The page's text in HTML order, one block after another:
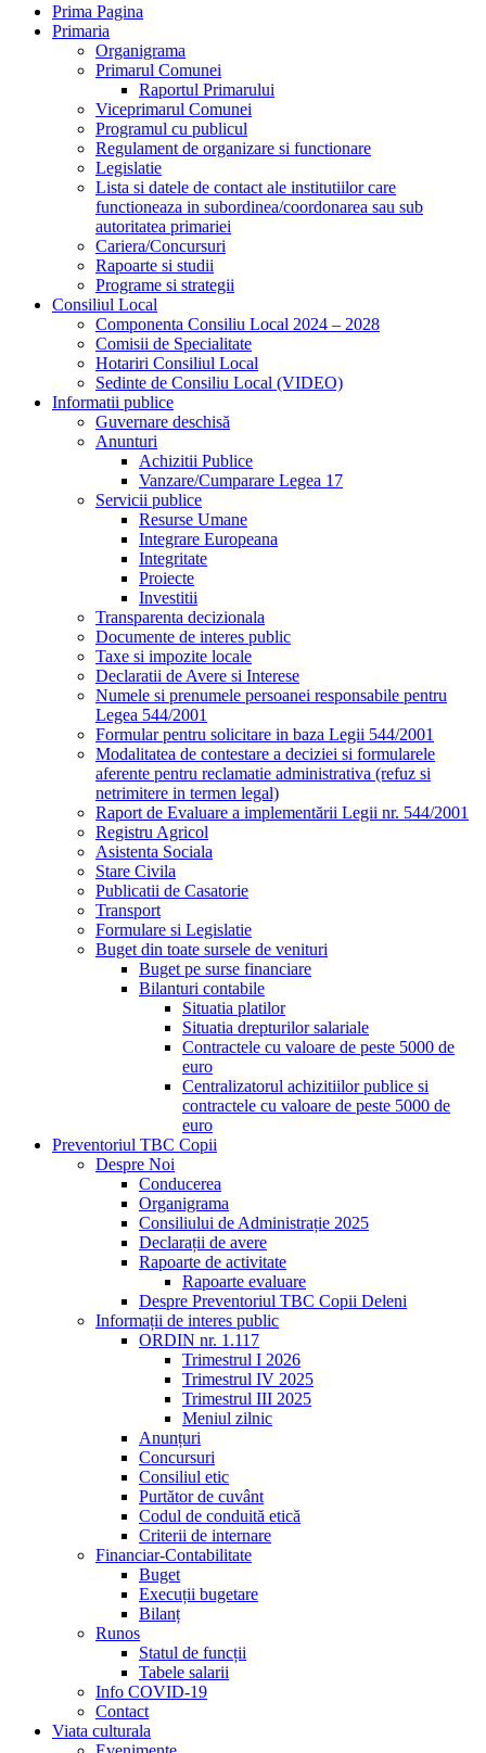
Prima Pagina
Primaria
Organigrama
Primarul Comunei
Raportul Primarului
Viceprimarul Comunei
Programul cu publicul
Regulament de organizare si functionare
Legislatie
Lista si datele de contact ale institutiilor care
functioneaza in subordinea/coordonarea sau sub
autoritatea primariei
Cariera/Concursuri
Rapoarte si studii
Programe si strategii
Consiliul Local
Componenta Consiliu Local 2024 – 2028
Comisii de Specialitate
Hotariri Consiliul Local
Sedinte de Consiliu Local (VIDEO)
Informatii publice
Guvernare deschisă
Anunturi
Achizitii Publice
Vanzare/Cumparare Legea 17
Servicii publice
Resurse Umane
Integrare Europeana
Integritate
Proiecte
Investitii
Transparenta decizionala
Documente de interes public
Taxe si impozite locale
Declaratii de Avere si Interese
Numele si prenumele persoanei responsabile pentru
Legea 544/2001
Formular pentru solicitare in baza Legii 544/2001
Modalitatea de contestare a deciziei si formularele
aferente pentru reclamatie administrativa (refuz si
netrimitere in termen legal)
Raport de Evaluare a implementării Legii nr. 544/2001
Registru Agricol
Asistenta Sociala
Stare Civila
Publicatii de Casatorie
Transport
Formulare si Legislatie
Buget din toate sursele de venituri
Buget pe surse financiare
Bilanturi contabile
Situatia platilor
Situatia drepturilor salariale
Contractele cu valoare de peste 5000 de
euro
Centralizatorul achizitiilor publice si
contractele cu valoare de peste 5000 de
euro
Preventoriul TBC Copii
Despre Noi
Conducerea
Organigrama
Consiliului de Administrație 2025
Declarații de avere
Rapoarte de activitate
Rapoarte evaluare
Despre Preventoriul TBC Copii Deleni
Informații de interes public
ORDIN nr. 1.117
Trimestrul I 2026
Trimestrul IV 2025
Trimestrul III 2025
Meniul zilnic
Anunțuri
Concursuri
Consiliul etic
Purtător de cuvânt
Codul de conduită etică
Criterii de internare
Financiar-Contabilitate
Buget
Execuții bugetare
Bilanț
Runos
Statul de funcții
Tabele salarii
Info COVID-19
Contact
Viata culturala